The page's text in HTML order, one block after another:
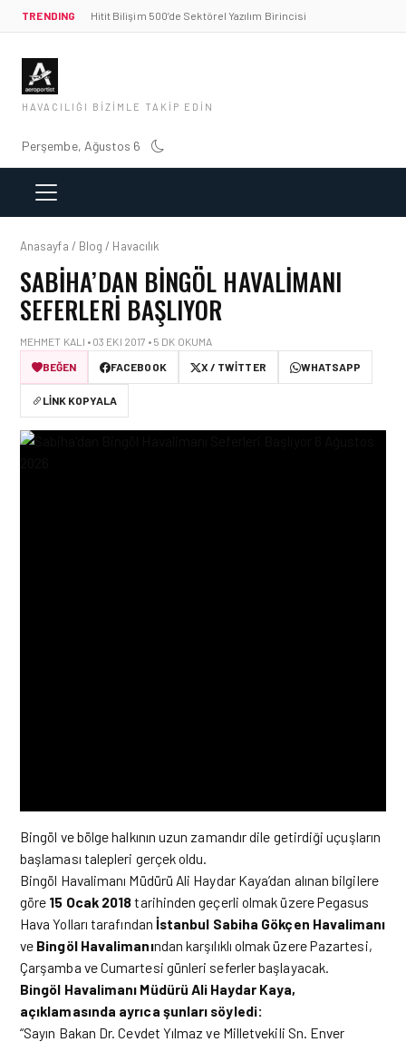
TRENDING Hitit Bilişim 500’de Sektörel Yazılım Birincisi
HAVACILIĞI BIZIMLE TAKIP EDIN
Perşembe, Ağustos 6
Anasayfa / Blog / Havacılık
SABIHA’DAN BINGÖL HAVALIMANI
SEFERLERI BAŞLIYOR
MEHMET KALI • 03 EKI 2017 • 5 DK OKUMA
BEĞEN
FACEBOOK X / TWITTER WHATSAPP
LINK KOPYALA
Bingöl ve bölge halkının uzun zamandır dile getirdiği uçuşların
başlaması talepleri gerçek oldu.
Bingöl Havalimanı Müdürü Ali Haydar Kaya’dan alınan bilgilere
göre 15 Ocak 2018tarihinden geçerli olmak üzere Pegasus
Hava Yolları tarafından İstanbul Sabiha Gökçen Havalimanı
ve Bingöl Havalimanından karşılıklı olmak üzere Pazartesi,
Çarşamba ve Cumartesi günleri seferler başlayacak.
Bingöl Havalimanı Müdürü Ali Haydar Kaya,
açıklamasında ayrıca şunları söyledi:
“Sayın Bakan Dr. Cevdet Yılmaz ve Milletvekili Sn. Enver